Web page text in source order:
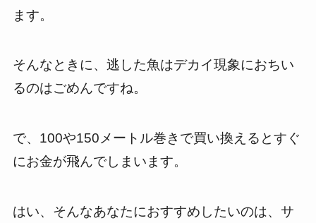
ます。
そんなときに、逃した魚はデカイ現象におちい
るのはごめんですね。
で、100や150メートル巻きで買い換えるとすぐ
にお金が飛んでしまいます。
はい、そんなあなたにおすすめしたいのは、サ